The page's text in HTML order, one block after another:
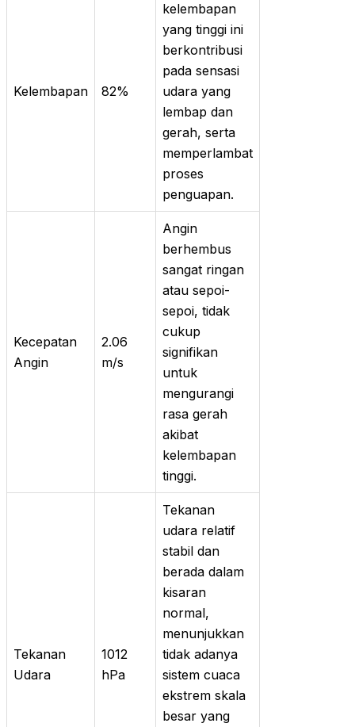
Kelembapan 82%
kelembapan
yang tinggi ini
berkontribusi
pada sensasi
udara yang
lembap dan
gerah, serta
memperlambat
proses
penguapan.
Kecepatan
Angin
2.06
m/s
Angin
berhembus
sangat ringan
atau sepoi-
sepoi, tidak
cukup
signifikan
untuk
mengurangi
rasa gerah
akibat
kelembapan
tinggi.
Tekanan
Udara
1012
hPa
Tekanan
udara relatif
stabil dan
berada dalam
kisaran
normal,
menunjukkan
tidak adanya
sistem cuaca
ekstrem skala
besar yang